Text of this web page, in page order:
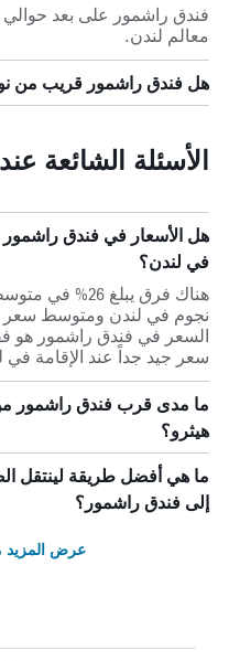
معالم لندن.
هل فندق راشمور قريب من
الأسئلة الشائعة
في لندن؟
نجوم في لندن ومتوسط ​​سعر
سعر جيد جداً عند الإقامة في
ما مدى قرب فندق راشمور
هيثرو؟
ما هي أفضل طريقة لينتقل
إلى فندق راشمور؟
عرض المزيد